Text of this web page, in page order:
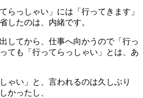
らっしゃい」には「行ってきます」
したのは、内緒です。
してから、仕事へ向かうので「行っ
ても「行ってらっしゃい」とは、あ
ゃい」と、言われるのは久しぶり
かったし、